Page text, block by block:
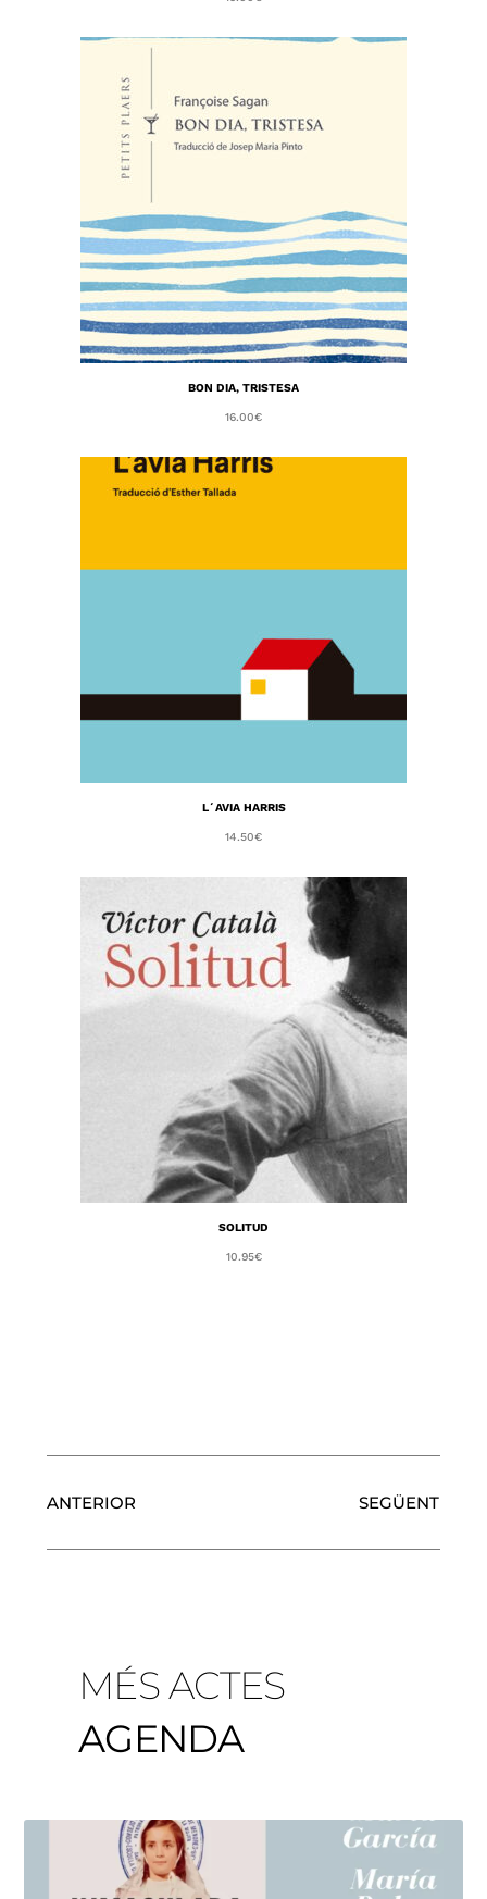
BON DIA, TRISTESA
16.00€
L´AVIA HARRIS
14.50€
SOLITUD
10.95€
ANTERIOR SEGÜENT
MÉS ACTES
AGENDA